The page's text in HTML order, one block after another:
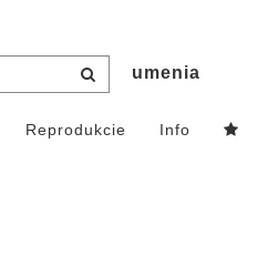
umenia
Reprodukcie Info